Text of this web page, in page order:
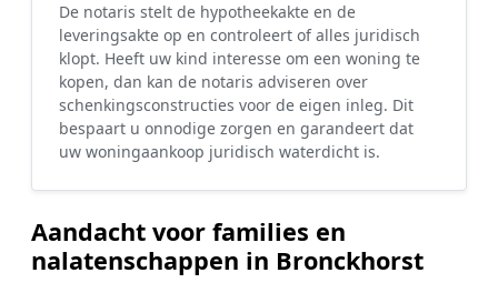
De notaris stelt de hypotheekakte en de
leveringsakte op en controleert of alles juridisch
klopt. Heeft uw kind interesse om een woning te
kopen, dan kan de notaris adviseren over
schenkingsconstructies voor de eigen inleg. Dit
bespaart u onnodige zorgen en garandeert dat
uw woningaankoop juridisch waterdicht is.
Aandacht voor families en
nalatenschappen in Bronckhorst